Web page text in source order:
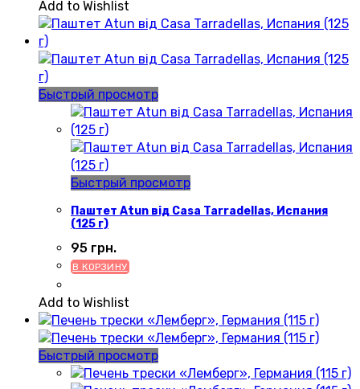
Add to Wishlist
Быстрый просмотр
Быстрый просмотр
Паштет Atun від Casa Tarradellas, Испания
(125 г)
95 грн.
В КОРЗИНУ
Add to Wishlist
Быстрый просмотр